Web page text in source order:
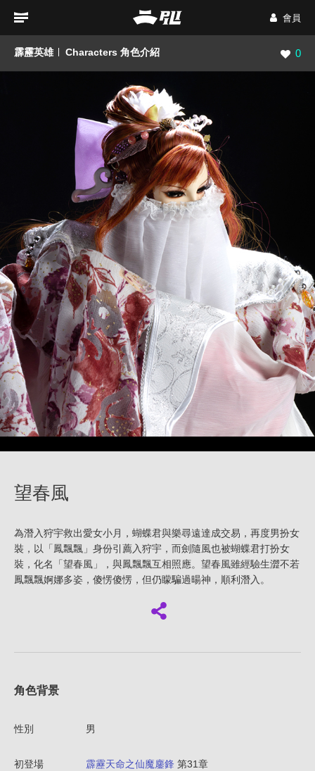
會員
霹靂英雄 Characters 角色介紹 瀏覽
0
望春風
為潛入狩宇救出愛女小月，蝴蝶君與樂尋遠達成交易，再度男扮女
裝，以「鳳飄飄」身份引薦入狩宇，而劍隨風也被蝴蝶君打扮女
裝，化名「望春風」，與鳳飄飄互相照應。望春風雖經驗生澀不若
鳳飄飄婀娜多姿，傻愣傻愣，但仍矇騙過暘神，順利潛入。
角色背景
性別 男
初登場 霹靂天命之仙魔鏖鋒 第31章